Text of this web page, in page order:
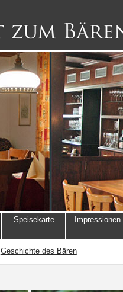
Geschichte des Bären
Speisekarte Impressionen